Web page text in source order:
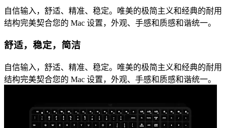
自信输入，舒适、精准、稳定。唯美的极简主义和经典的耐用
结构完美契合您的 Mac 设置，外观、手感和质感和谐统一。
舒适，稳定，简洁
自信输入，舒适、精准、稳定。唯美的极简主义和经典的耐用
结构完美契合您的 Mac 设置，外观、手感和质感和谐统一。